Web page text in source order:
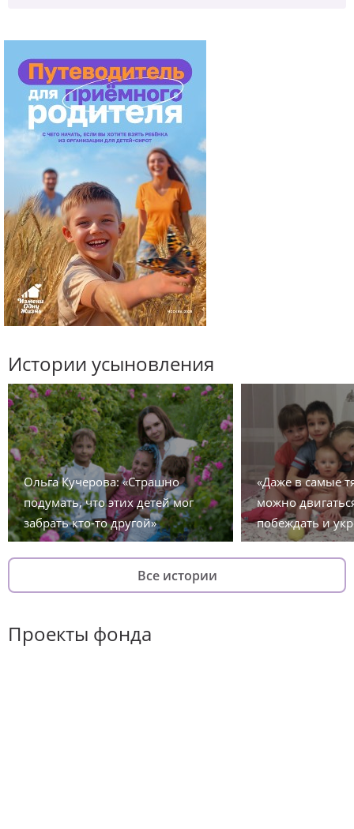
Истории усыновления
Ольга Кучерова: «Страшно
подумать, что этих детей мог
забрать кто-то другой»
«Даже в самые
можно
побеждать и
Все истории
Проекты фонда